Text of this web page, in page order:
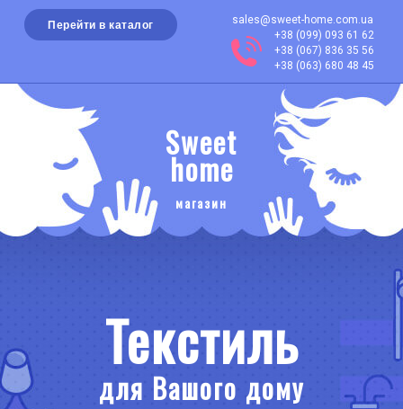
Перейти в каталог
sales@sweet-home.com.ua
+38 (099) 093 61 62
+38 (067) 836 35 56
+38 (063) 680 48 45
Sweet
home
магазин
Текстиль
для Вашого дому